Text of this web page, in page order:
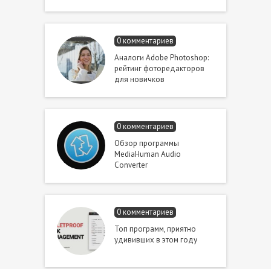
0 комментариев
Аналоги Adobe Photoshop:
рейтинг фоторедакторов
для новичков
0 комментариев
Обзор программы
MediaHuman Audio
Converter
0 комментариев
Топ программ, приятно
удививших в этом году